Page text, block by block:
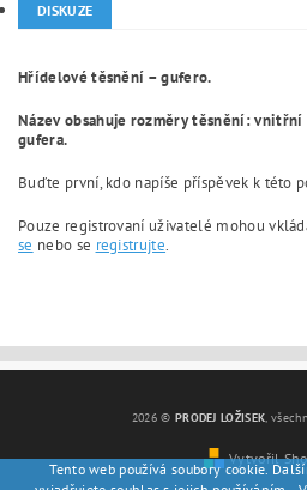
DISKUZE
Hřídelové těsnění – gufero.
Název obsahuje rozměry těsnění:
gufera.
Buďte první, kdo napíše příspěvek k této
Pouze registrovaní uživatelé mohou
se nebo se registrujte.
2026 © PRODEJ LOŽISEK,
Vytvořil
Tento web používá soubory cookie.